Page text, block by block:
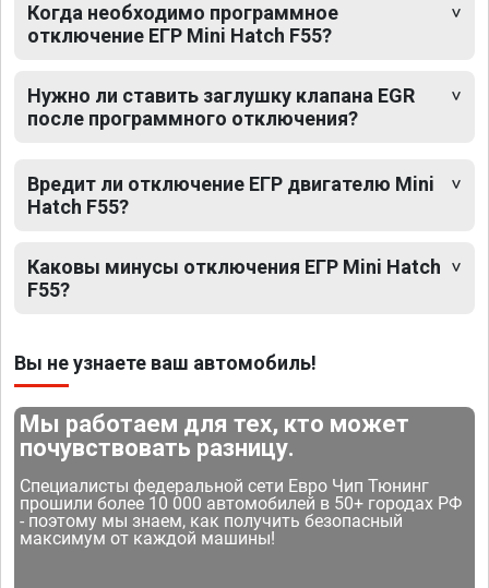
Когда необходимо программное
отключение ЕГР Mini Hatch F55?
Нужно ли ставить заглушку клапана EGR
после программного отключения?
Вредит ли отключение ЕГР двигателю Mini
Hatch F55?
Каковы минусы отключения ЕГР Mini Hatch
F55?
Вы не узнаете ваш автомобиль!
Мы работаем для тех, кто может
почувствовать разницу.
Специалисты федеральной сети Евро Чип Тюнинг
прошили более 10 000 автомобилей в 50+ городах РФ
- поэтому мы знаем, как получить безопасный
максимум от каждой машины!